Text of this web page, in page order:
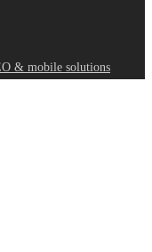
& mobile solutions